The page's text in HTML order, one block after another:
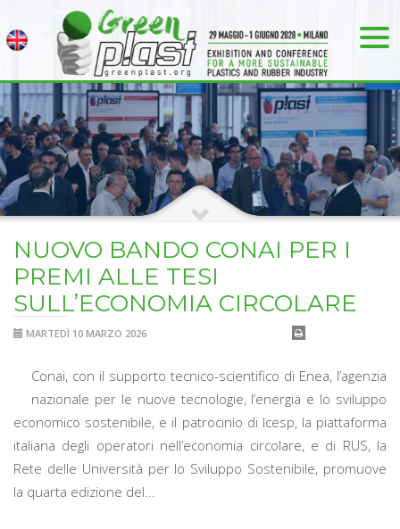
NUOVO BANDO CONAI PER I
PREMI ALLE TESI
SULL’ECONOMIA CIRCOLARE
MARTEDÌ 10 MARZO 2026
Conai, con il supporto tecnico-scientifico di Enea, l’agenzia
nazionale per le nuove tecnologie, l’energia e lo sviluppo
economico sostenibile, e il patrocinio di Icesp, la piattaforma
italiana degli operatori nell’economia circolare, e di RUS, la
Rete delle Università per lo Sviluppo Sostenibile, promuove
la quarta edizione del...